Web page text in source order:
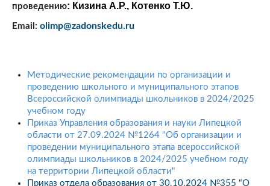
проведению: Кизина А.Р., Котенко Т.Ю.
Email: olimp@zadonskedu.ru
Методические рекомендации по организации и
проведению школьного и муниципального этапов
Всероссийской олимпиады школьников в 2024/2025
учебном году
Приказ Управления образования и науки Липецкой
области от 27.09.2024 №1264 "Об организации и
проведении муниципального этапа всероссийской
олимпиады школьников в 2024/2025 учебном году
на территории Липецкой области"
Приказ отдела образования от 30.10.2024 №355 "О